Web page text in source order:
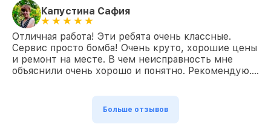
Капустина Сафия
Отличная работа! Эти ребята очень классные.
Сервис просто бомба! Очень круто, хорошие цены
и ремонт на месте. В чем неисправность мне
объяснили очень хорошо и понятно. Рекомендую….
Больше отзывов